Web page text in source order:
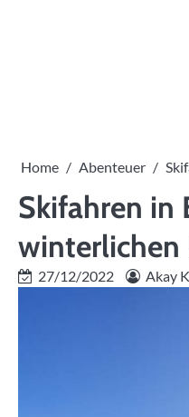
Home Abenteuer
Skifahren in
winterlichen
27/12/2022 Akay